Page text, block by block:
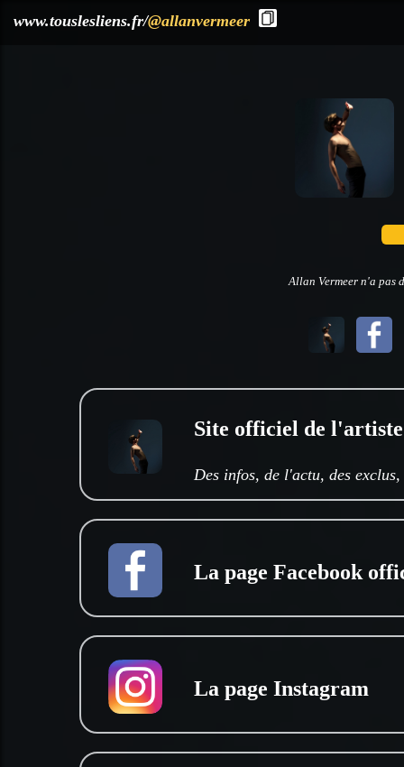
www.touslesliens.fr/@allanvermeer
Allan Vermeer n'a pas
Site officiel de l'artiste
Des infos, de l'actu, des
La page Facebook
La page Instagram